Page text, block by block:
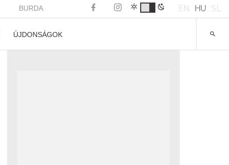
BURDA EN HU SL
ÚJDONSÁGOK